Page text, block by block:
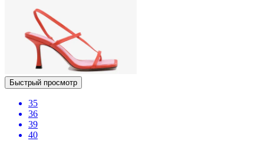
Быстрый просмотр
35
36
39
40